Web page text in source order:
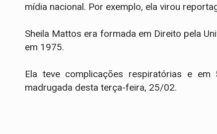
mídia nacional. Por exemplo, ela virou
Sheila Mattos era formada em Direito pela
em 1975.
Ela teve complicações respiratórias e
madrugada desta terça-feira, 25/02.